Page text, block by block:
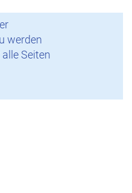
werden
Seiten